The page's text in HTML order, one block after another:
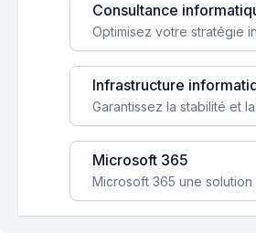
Consultance
Infrastructure
Microsoft 365